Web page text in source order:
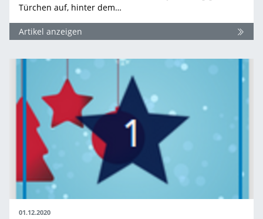
Türchen auf, hinter dem…
Artikel anzeigen
01.12.2020